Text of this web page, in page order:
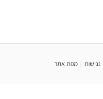
נגישות | מפת אתר